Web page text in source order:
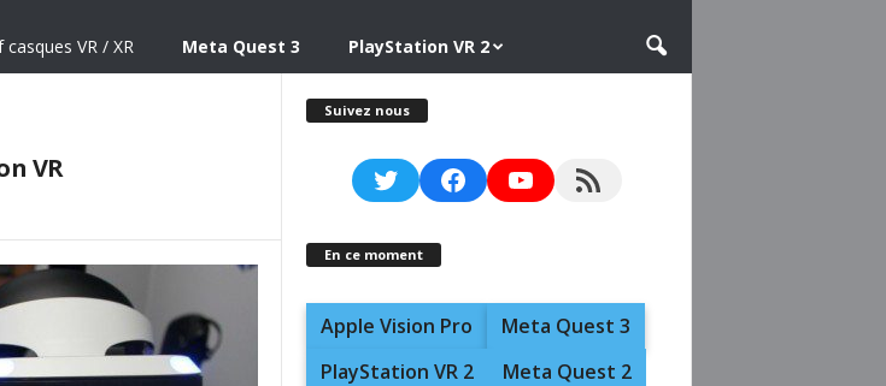
VR / XR Meta Quest 3 PlayStation VR 2
VR
Suivez nous
TwitterFacebookYouTubeRSS Feed
En ce moment
Apple Vision Pro
Meta Quest 3
PlayStation VR 2
Meta Quest 2